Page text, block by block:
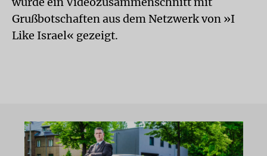
Grußbotschaften aus dem Netzwerk von »I
Like Israel« gezeigt.